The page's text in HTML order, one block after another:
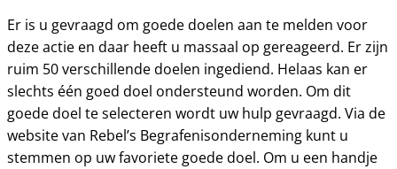
Er is u gevraagd om goede doelen aan te melden voor
deze actie en daar heeft u massaal op gereageerd. Er zijn
ruim 50 verschillende doelen ingediend. Helaas kan er
slechts één goed doel ondersteund worden. Om dit
goede doel te selecteren wordt uw hulp gevraagd. Via de
website van Rebel’s Begrafenisonderneming kunt u
stemmen op uw favoriete goede doel. Om u een handje